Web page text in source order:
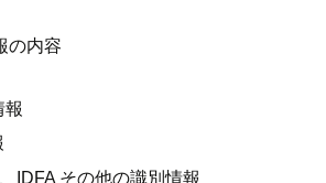
内容
報
IDFA その他の識別情報